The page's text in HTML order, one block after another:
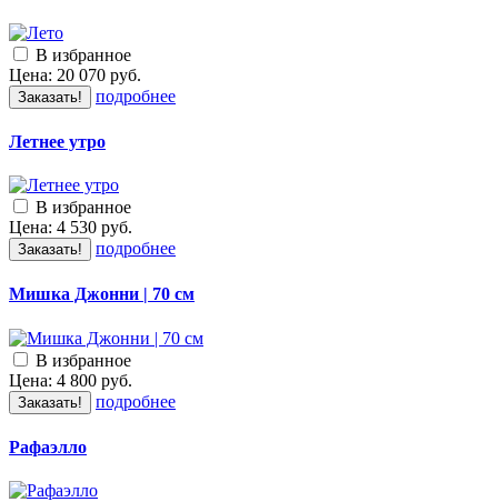
В избранное
Цена: 20 070 руб.
Заказать! подробнее
Летнее утро
В избранное
Цена: 4 530 руб.
Заказать! подробнее
Мишка Джонни | 70 см
В избранное
Цена: 4 800 руб.
Заказать! подробнее
Рафаэлло